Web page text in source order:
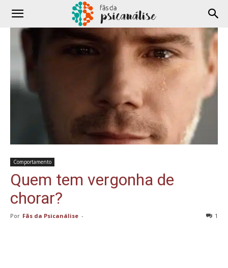
Comportamento
Quem tem vergonha de
chorar?
Por Fãs da Psicanálise - 1